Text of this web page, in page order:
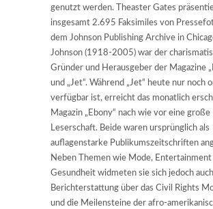
genutzt werden. Theaster Gates
insgesamt 2.695 Faksimiles von
dem Johnson Publishing Archive in
Johnson (1918-2005) war der
Gründer und Herausgeber der Magazine
und „Jet“. Während „Jet“ heute nur noch
verfügbar ist, erreicht das monatlich
Magazin „Ebony“ nach wie vor eine große
Leserschaft. Beide waren ursprünglich als
auflagenstarke Publikumszeitschriften
Neben Themen wie Mode,
Gesundheit widmeten sie sich jedoch
Berichterstattung über das Civil Rights
und die Meilensteine der afro-